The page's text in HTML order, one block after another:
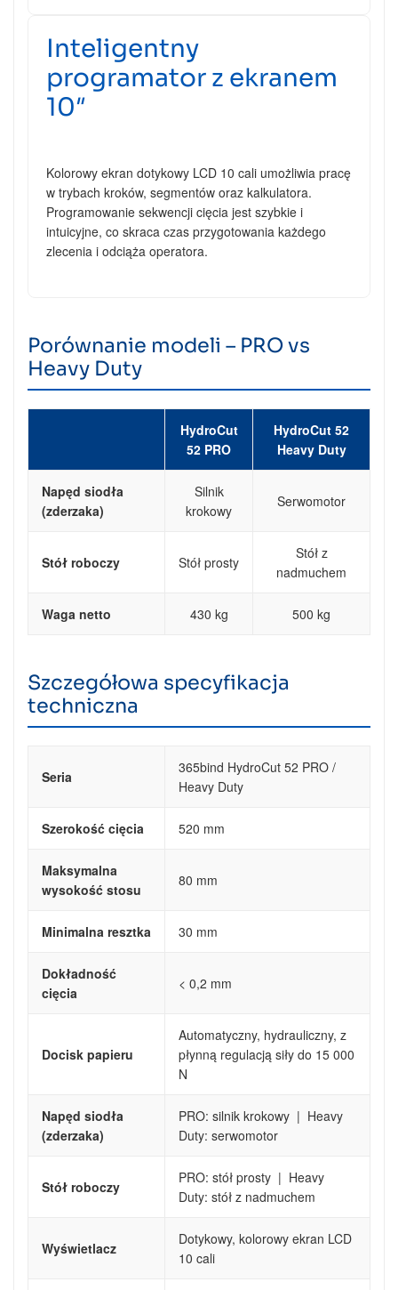
Inteligentny
programator z ekranem
10″
Kolorowy ekran dotykowy LCD 10 cali umożliwia pracę
w trybach kroków, segmentów oraz kalkulatora.
Programowanie sekwencji cięcia jest szybkie i
intuicyjne, co skraca czas przygotowania każdego
zlecenia i odciąża operatora.
Porównanie modeli – PRO vs
Heavy Duty
HydroCut
52 PRO
HydroCut 52
Heavy Duty
Napęd siodła
(zderzaka)
Silnik
krokowy
Serwomotor
Stół roboczy Stół prosty
Stół z
nadmuchem
Waga netto 430 kg 500 kg
Szczegółowa specyfikacja
techniczna
Seria
365bind HydroCut 52 PRO /
Heavy Duty
Szerokość cięcia 520 mm
Maksymalna
wysokość stosu
80 mm
Minimalna resztka 30 mm
Dokładność
cięcia
< 0,2 mm
Docisk papieru
Automatyczny, hydrauliczny, z
płynną regulacją siły do 15 000
N
Napęd siodła
(zderzaka)
PRO: silnik krokowy | Heavy
Duty: serwomotor
Stół roboczy
PRO: stół prosty | Heavy
Duty: stół z nadmuchem
Wyświetlacz
Dotykowy, kolorowy ekran LCD
10 cali